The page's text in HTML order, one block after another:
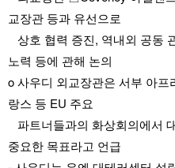
교장관 등과 유선으로
노력 등에 관해 논의
o 사우디 외교장관은 서부 아프
랑스 등 EU 주요
중요한 목표라고 언급